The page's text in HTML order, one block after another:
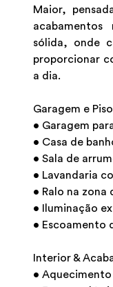
Maior,
sólida, onde
proporcionar
a dia.
Garagem e
• Garagem
• Casa de
• Sala de
• Lavandaria
• Ralo na zona
• Iluminação
• Escoamento
Interior &
• Aquecimento